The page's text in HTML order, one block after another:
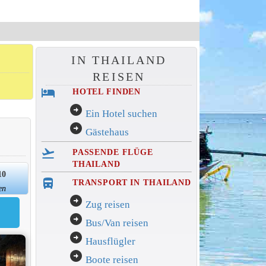
IN THAILAND
REISEN
hotel HOTEL FINDEN
arrow_circle_right Ein Hotel suchen
arrow_circle_right Gästehaus
flight_takeoff
PASSENDE FLÜGE
THAILAND
directions_bus_filled TRANSPORT IN THAILAND
arrow_circle_right Zug reisen
arrow_circle_right Bus/Van reisen
arrow_circle_right Hausflügler
arrow_circle_right Boote reisen